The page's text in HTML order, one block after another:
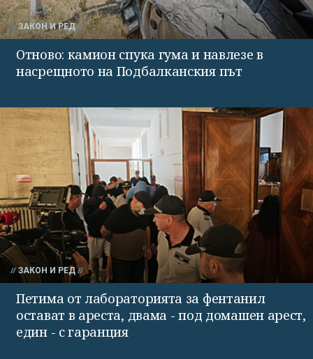
ЗАКОН И РЕД
Отново: камион спука гума и навлезе в
насрещното на Подбалканския път
ЗАКОН И РЕД
Петима от лабораторията за фентанил
остават в ареста, двама - под домашен арест,
един - с гаранция